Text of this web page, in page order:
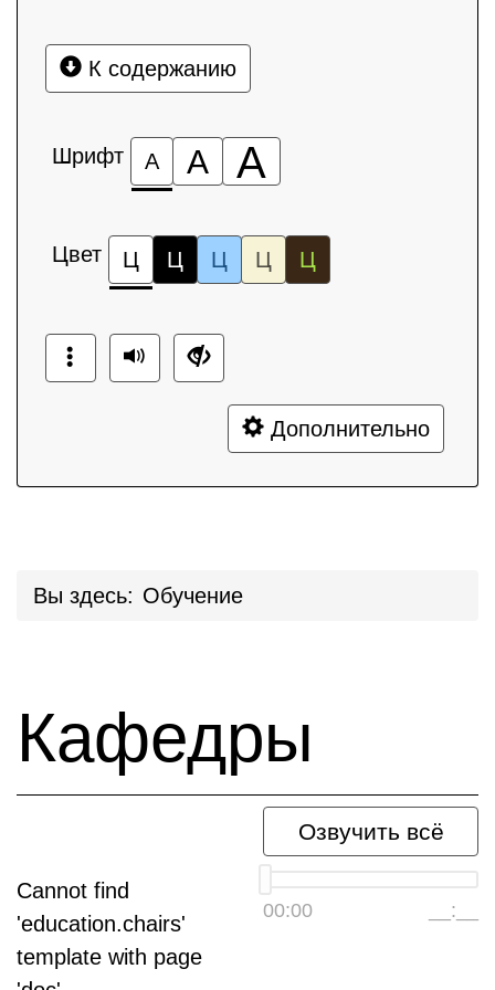
К содержанию
Шрифт А А А
Цвет Ц Ц Ц Ц Ц
Дополнительно
Вы здесь: Обучение
Кафедры
Озвучить всё
00:00 __:__
Cannot find
'education.chairs'
template with page